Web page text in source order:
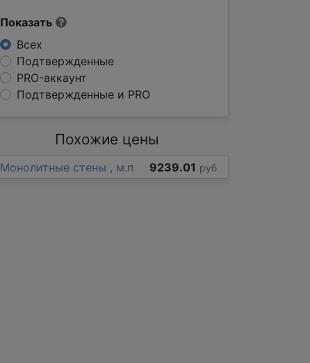
Показать
Всех
Подтвержденные
PRO-аккаунт
Подтвержденные и PRO
Похожие цены
Монолитные стены , м.п 9239.01 руб